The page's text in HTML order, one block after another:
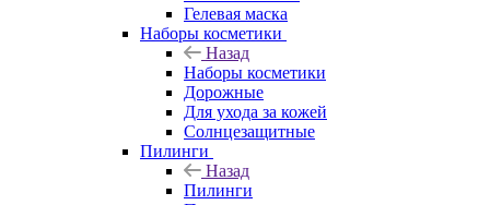
Гелевая маска
Наборы косметики
Назад
Наборы косметики
Дорожные
Для ухода за кожей
Солнцезащитные
Пилинги
Назад
Пилинги